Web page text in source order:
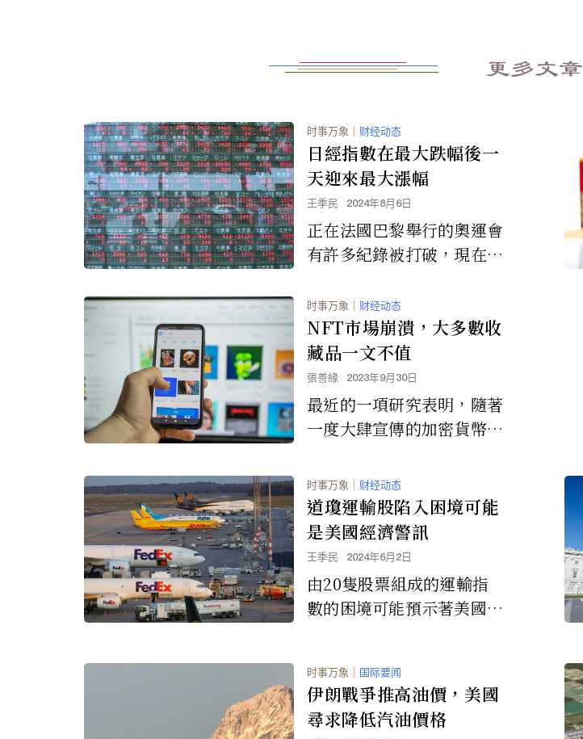
更多文章
时事万象 ｜ 财经动态
日經指數在最大跌幅後一
天迎來最大漲幅
王季民 2024年8月6日
正在法國巴黎舉行的奧運會
有許多紀錄被打破，現在日
錄的大跌之後，今天迎來破
紀錄的漲幅。
时事万象 ｜ 财经动态
NFT市場崩潰，大多數收
藏品一文不值
張善緣 2023年9月30日
最近的一項研究表明，隨著
一度大肆宣傳的加密貨幣和
95%的NFT（Non-Fungi
ble Token非同質化代幣）
收藏品毫無價值。
时事万象 ｜ 财经动态
道瓊運輸股陷入困境可能
是美國經濟警訊
王季民 2024年6月2日
由20隻股票組成的運輸指
數的困境可能預示著美國經
时事万象 ｜ 国际要闻
伊朗戰爭推高油價，美國
尋求降低汽油價格